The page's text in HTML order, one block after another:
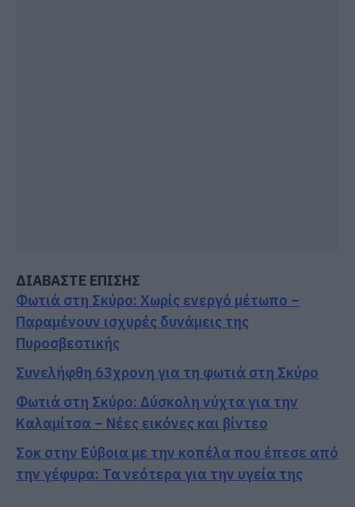
ΔΙΑΒΑΣΤΕ ΕΠΙΣΗΣ
Φωτιά στη Σκύρο: Χωρίς ενεργό μέτωπο –
Παραμένουν ισχυρές δυνάμεις της
Πυροσβεστικής
Συνελήφθη 63χρονη για τη φωτιά στη Σκύρο
Φωτιά στη Σκύρο: Δύσκολη νύχτα για την
Καλαμίτσα – Νέες εικόνες και βίντεο
Σοκ στην Εύβοια με την κοπέλα που έπεσε από
την γέφυρα: Τα νεότερα για την υγεία της